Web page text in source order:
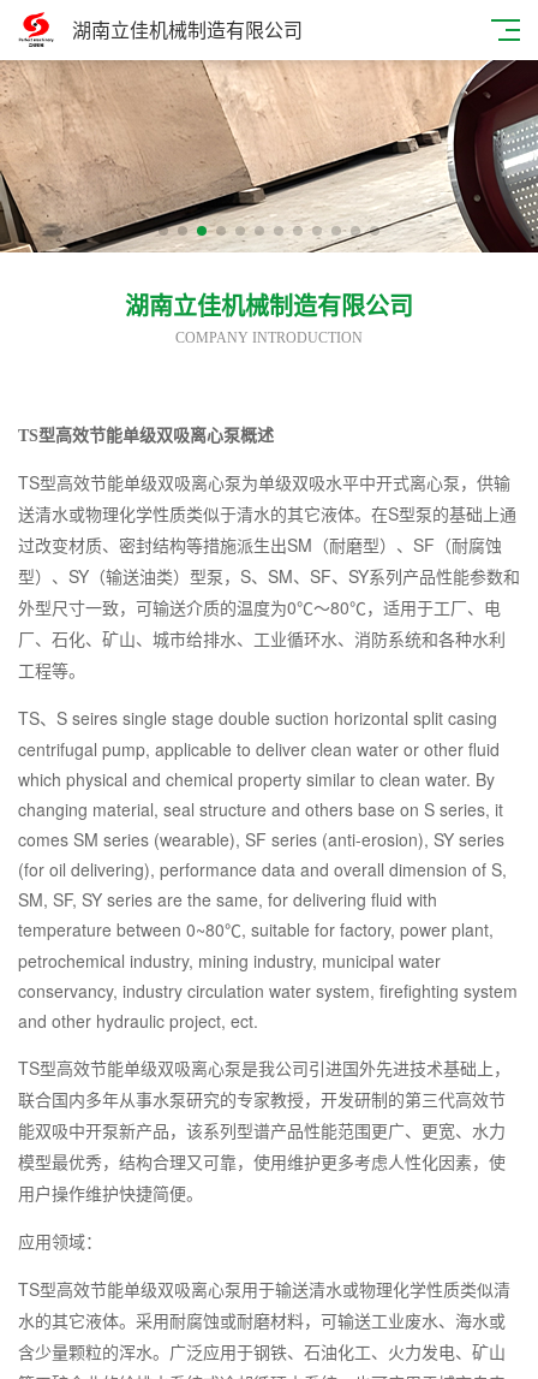
湖南立佳机械制造有限公司
湖南立佳机械制造有限公司
COMPANY INTRODUCTION
TS型高效节能单级双吸离心泵概述
TS型高效节能单级双吸离心泵为单级双吸水平中开式离心泵，供输
送清水或物理化学性质类似于清水的其它液体。在S型泵的基础上通
过改变材质、密封结构等措施派生出SM （耐磨型）、 SF （耐腐蚀
型）、 SY （输送油类）型泵， S、 SM、 SF、 SY系列产品性能参数和
外型尺寸一致，可输送介质的温度为0℃～80℃，适用于工厂、电
厂、石化、矿山、城市给排水、工业循环水、消防系统和各种水利
工程等。
TS、 S seires single stage double suction horizontal split casing
centrifugal pump, applicable to deliver clean water or other fluid
which physical and chemical property similar to clean water. By
changing material, seal structure and others base on S series, it
comes SM series (wearable), SF series (anti-erosion), SY series
(for oil delivering), performance data and overall dimension of S,
SM, SF, SY series are the same, for delivering fluid with
temperature between 0~80℃, suitable for factory, power plant,
petrochemical industry, mining industry, municipal water
conservancy, industry circulation water system, firefighting system
and other hydraulic project, ect.
TS型高效节能单级双吸离心泵是我公司引进国外先进技术基础上，
联合国内多年从事水泵研究的专家教授，开发研制的第三代高效节
能双吸中开泵新产品，该系列型谱产品性能范围更广、更宽、水力
模型最优秀，结构合理又可靠，使用维护更多考虑人性化因素，使
用户操作维护快捷简便。
应用领域：
TS型高效节能单级双吸离心泵用于输送清水或物理化学性质类似清
水的其它液体。采用耐腐蚀或耐磨材料，可输送工业废水、海水或
含少量颗粒的浑水。广泛应用于钢铁、石油化工、火力发电、矿山